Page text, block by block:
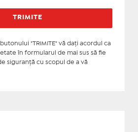
"TRIMITE" vă daţi acordul ca
în formularul de mai sus să fie
siguranţă cu scopul de a vă